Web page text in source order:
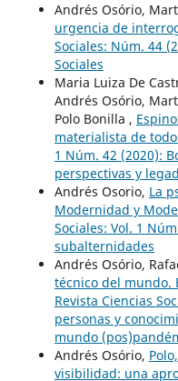
Andrés Osório,
urgencia de
Sociales: Núm. 44
Sociales
Maria Luiza De
Andrés Osório,
Polo Bonilla ,
materialista de
1 Núm. 42 (2020):
perspectivas y
Andrés Osorio, La
Modernidad y
Sociales: Vol. 1
subalternidades
Andrés Osório,
técnico del mundo.
Revista Ciencias
personas y
mundo
Andrés Osório,
visibilidad: una